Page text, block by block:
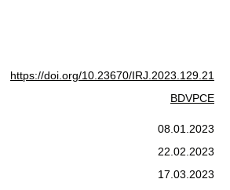
https://doi.org/10.23670/IRJ.2023.129.21
BDVPCE
08.01.2023
22.02.2023
17.03.2023